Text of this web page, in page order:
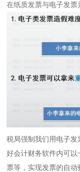
在纸质发票与电子发票
税局强制我们用电子
好会计财务软件内可
票等，实现发票的自动